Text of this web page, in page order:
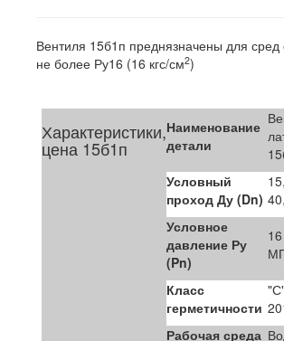
Вентиля 15б1п преднязначены для
не более Ру16 (16 кгс/см2)
Характеристики,
цена 15б1п
Наименование
детали
Условный
проход Ду (Dn)
Условное
давление Ру
(Pn)
Класс
герметичности
Рабочая среда